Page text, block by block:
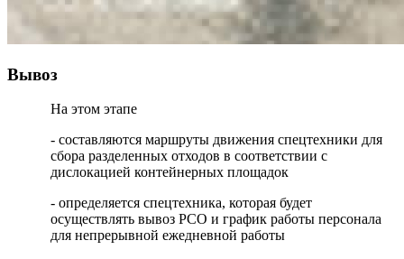
Вывоз
На этом этапе
- составляются маршруты движения спецтехники для
сбора разделенных отходов в соответствии с
дислокацией контейнерных площадок
- определяется спецтехника, которая будет
осуществлять вывоз РСО и график работы персонала
для непрерывной ежедневной работы